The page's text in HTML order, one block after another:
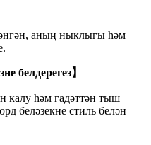
аның ныклыгы һәм
белдерегез】
калу һәм гадәттән тыш
беләзекне стиль белән